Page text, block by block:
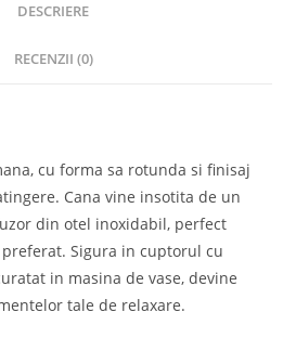
DESCRIERE
RECENZII (0)
cu forma sa rotunda si finisaj
Cana vine insotita de un
din otel inoxidabil, perfect
Sigura in cuptorul cu
in masina de vase, devine
tale de relaxare.